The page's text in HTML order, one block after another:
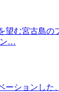
望む宮古島の
ン…
ーションした